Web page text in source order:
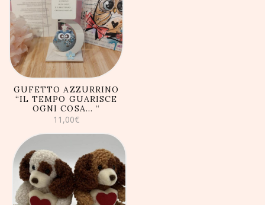
AGGIUNGI AL
CARRELLO
GUFETTO AZZURRINO
“IL TEMPO GUARISCE
OGNI COSA… “
11,00€
AGGIUNGI AL
CARRELLO